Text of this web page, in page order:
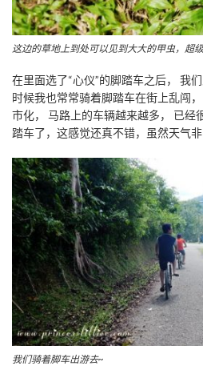
这边的草地上到处可以见到大大的甲虫，超级
在里面选了“心仪”的脚踏车之后， 我
时候我也常常骑着脚踏车在街上乱闯
市化， 马路上的车辆越来越多， 已经
踏车了，这感觉还真不错，虽然天气
我们骑着脚车出游去~